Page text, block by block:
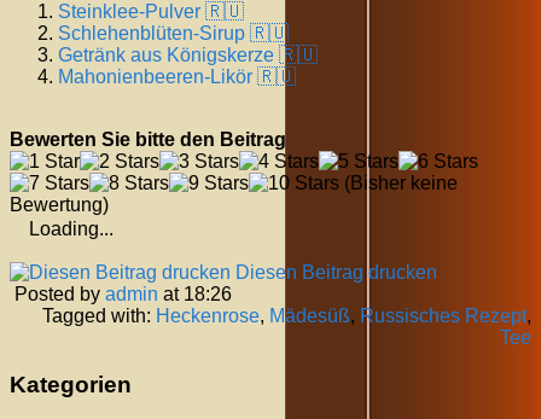
Steinklee-Pulver 🇷🇺
Schlehenblüten-Sirup 🇷🇺
Getränk aus Königskerze 🇷🇺
Mahonienbeeren-Likör 🇷🇺
Bewerten Sie bitte den Beitrag
(Bisher keine
Bewertung)
Loading...
Diesen Beitrag drucken
Posted by admin at 18:26
Tagged with: Heckenrose, Mädesüß, Russisches Rezept,
Tee
Kategorien